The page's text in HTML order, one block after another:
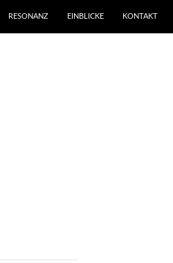
RESONANZ EINBLICKE KONTAKT